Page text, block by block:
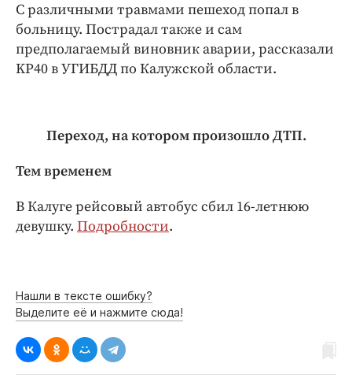
С различными травмами пешеход попал в
больницу. Пострадал также и сам
предполагаемый виновник аварии, рассказали
KP40 в УГИБДД по Калужской области.
Переход, на котором произошло ДТП.
Тем временем
В Калуге рейсовый автобус сбил 16-летнюю
девушку. Подробности.
Нашли в тексте ошибку?
Выделите её и нажмите сюда!